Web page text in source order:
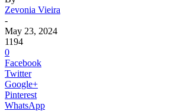
Zevonia Vieira
-
May 23, 2024
1194
0
Facebook
Twitter
Google+
Pinterest
WhatsApp